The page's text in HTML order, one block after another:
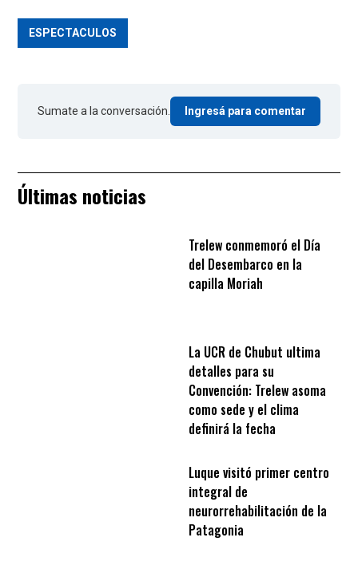
ESPECTACULOS
Sumate a la conversación. Ingresá para comentar
Últimas noticias
Trelew conmemoró el Día
del Desembarco en la
capilla Moriah
La UCR de Chubut ultima
detalles para su
Convención: Trelew asoma
como sede y el clima
definirá la fecha
Luque visitó primer centro
integral de
neurorrehabilitación de la
Patagonia